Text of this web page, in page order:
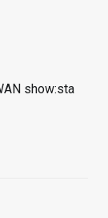
show:sta